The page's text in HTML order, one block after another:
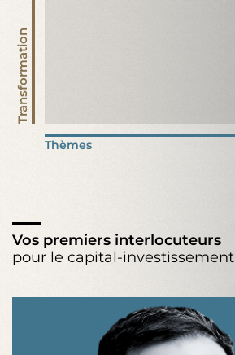
Transformation
Thèmes
Vos premiers interlocuteurs
pour le capital-investissement